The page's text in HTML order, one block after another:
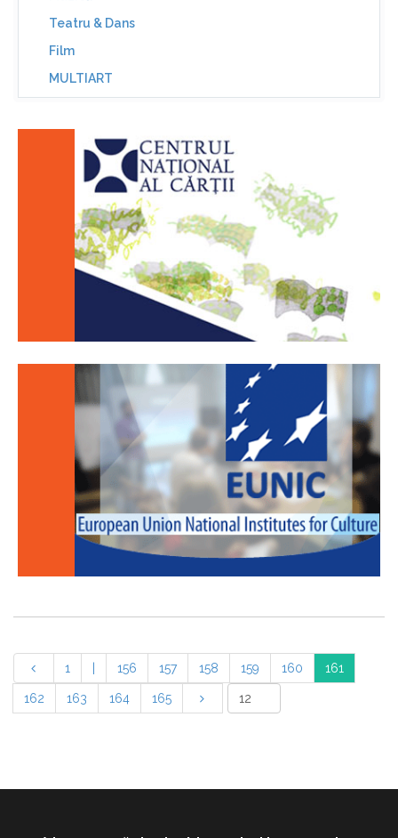
Teatru & Dans
Film
MULTIART
1 156 157 158 159 160 161
162 163 164 165